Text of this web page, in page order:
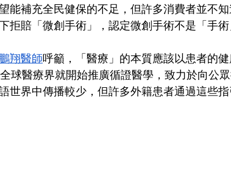
望能補充全民健保的不足，但許多消費者並不
拒賠「微創手術」，認定微創手術不是「手術
翔醫師呼籲，「醫療」的本質應該以患者的
球醫療界就開始推廣循證醫學，致力於向公
世界中傳播較少，但許多外籍患者通過這些指